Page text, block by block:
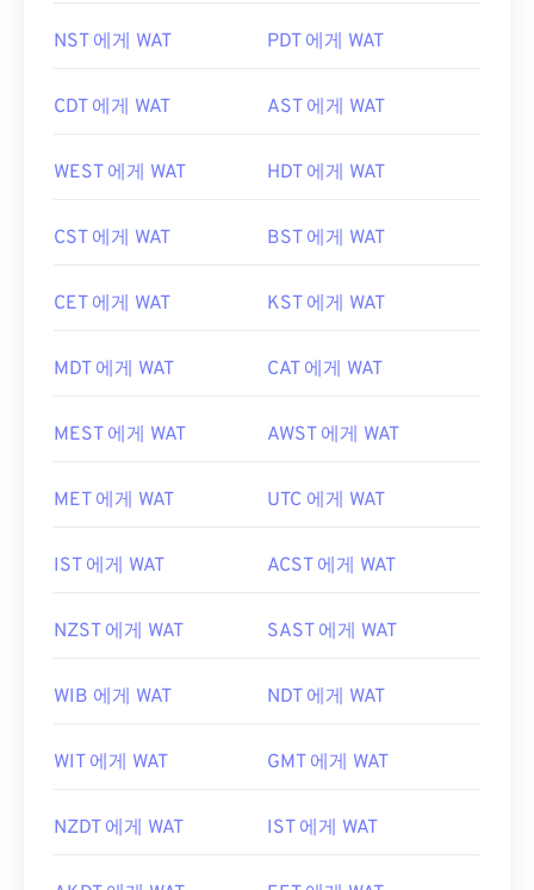
NST 에게 WAT PDT 에게 WAT
CDT 에게 WAT AST 에게 WAT
WEST 에게 WAT HDT 에게 WAT
CST 에게 WAT BST 에게 WAT
CET 에게 WAT KST 에게 WAT
MDT 에게 WAT CAT 에게 WAT
MEST 에게 WAT AWST 에게 WAT
MET 에게 WAT UTC 에게 WAT
IST 에게 WAT ACST 에게 WAT
NZST 에게 WAT SAST 에게 WAT
WIB 에게 WAT NDT 에게 WAT
WIT 에게 WAT GMT 에게 WAT
NZDT 에게 WAT IST 에게 WAT